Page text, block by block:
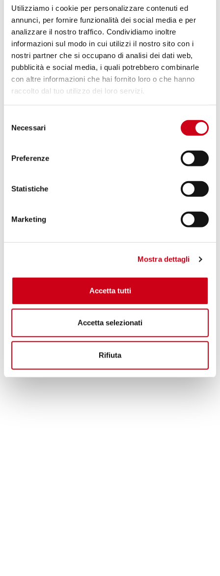
Utilizziamo i cookie per personalizzare contenuti ed
annunci, per fornire funzionalità dei social media e per
analizzare il nostro traffico. Condividiamo inoltre
informazioni sul modo in cui utilizzi il nostro sito con i
nostri partner che si occupano di analisi dei dati web,
pubblicità e social media, i quali potrebbero combinarle
con altre informazioni che hai fornito loro o che hanno
raccolto dal tuo utilizzo dei loro servizi.
delNecessari
Preferenze
Statistiche
Marketing
Mostra dettagli
Accetta tutti
Accetta selezionati
Rifiuta
Silenziatore S1 titanio, nero opaco
890,00 CHF
DETTAGLI
PRODOTTO
OMOLOGATO EURO 5+
DETTAGLI